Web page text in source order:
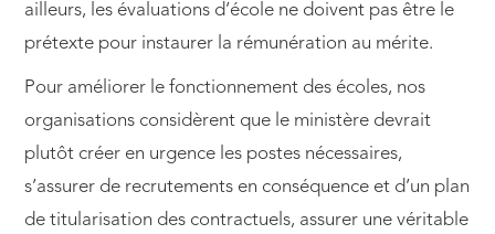
ailleurs, les évaluations d’école ne doivent pas être le
prétexte pour instaurer la rémunération au mérite.
Pour améliorer le fonctionnement des écoles, nos
organisations considèrent que le ministère devrait
plutôt créer en urgence les postes nécessaires,
s’assurer de recrutements en conséquence et d’un plan
de titularisation des contractuels, assurer une véritable